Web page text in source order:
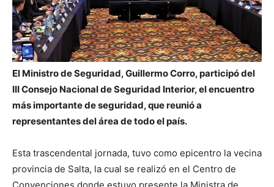
El Ministro de Seguridad, Guillermo Corro, participó del
III Consejo Nacional de Seguridad Interior, el encuentro
más importante de seguridad, que reunió a
representantes del área de todo el país.
Esta trascendental jornada, tuvo como epicentro la vecina
provincia de Salta, la cual se realizó en el Centro de